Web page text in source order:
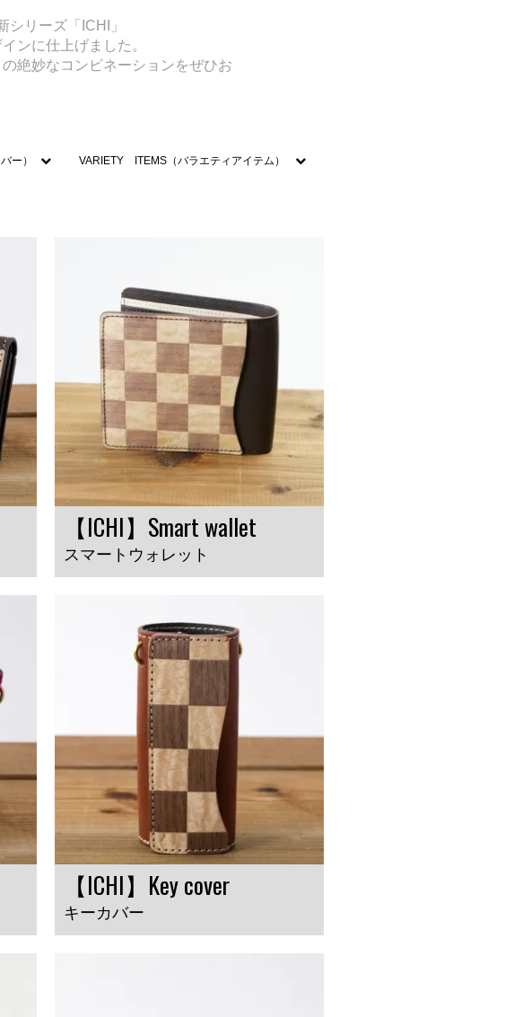
シリーズ「ICHI」
ンに仕上げました。
絶妙なコンビネーションをぜひお
ー） VARIETY ITEMS（バラエティアイテム）
【ICHI】Smart wallet
スマートウォレット
【ICHI】Key cover
キーカバー